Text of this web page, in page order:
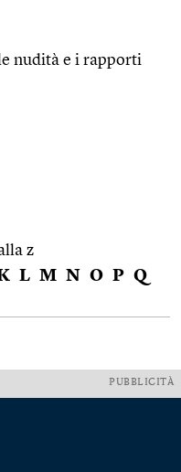
nudità e i rapporti
z
L M N O P Q
PUBBLICITÀ